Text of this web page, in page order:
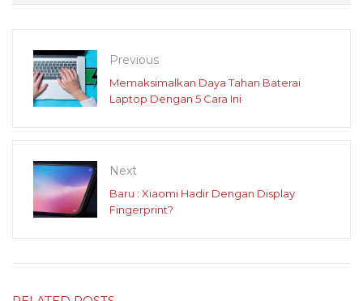
Previous
Memaksimalkan Daya Tahan Baterai
Laptop Dengan 5 Cara Ini
Next
Baru : Xiaomi Hadir Dengan Display
Fingerprint?